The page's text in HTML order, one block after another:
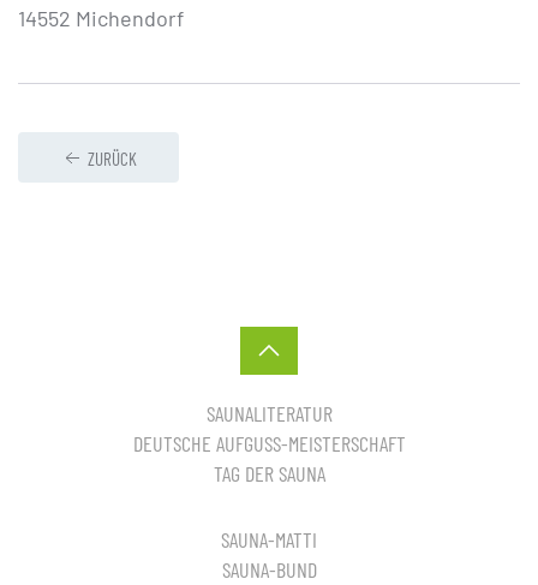
14552 Michendorf
ZURÜCK
SAUNALITERATUR
DEUTSCHE AUFGUSS-MEISTERSCHAFT
TAG DER SAUNA
SAUNA-MATTI
SAUNA-BUND